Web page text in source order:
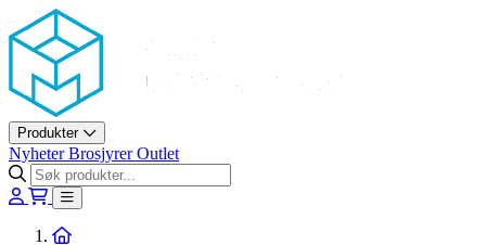
Askøy Murerverktøy AS
Produkter
NyheterBrosjyrerOutlet
Hjem